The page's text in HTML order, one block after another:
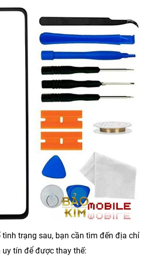
tình trạng sau, bạn cần tìm đến địa chỉ
tín để được thay thế: